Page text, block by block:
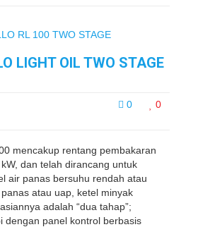
LIGHT OIL TWO STAGE
0 0
mencakup rentang pembakaran
dan telah dirancang untuk
air panas bersuhu rendah atau
atau uap, ketel minyak
adalah “dua tahap”;
dengan panel kontrol berbasis